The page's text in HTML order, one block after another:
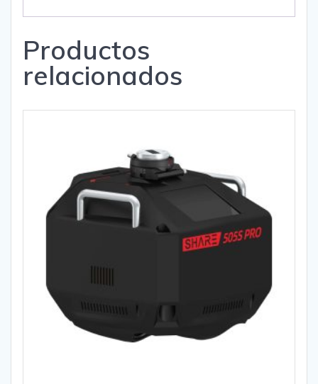
Productos
relacionados